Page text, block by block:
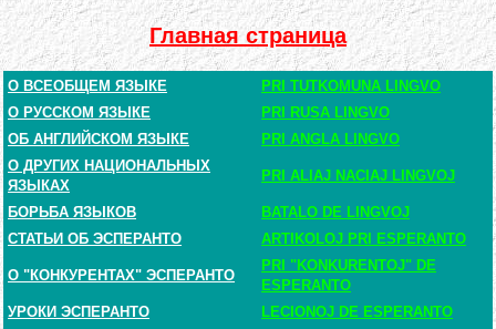
Главная страница
О ВСЕОБЩЕМ ЯЗЫКЕ
PRI TUTKOMUNA LINGVO
О РУССКОМ ЯЗЫКЕ
PRI RUSA LINGVO
ОБ АНГЛИЙСКОМ ЯЗЫКЕ
PRI ANGLA LINGVO
О ДРУГИХ НАЦИОНАЛЬНЫХ
ЯЗЫКАХ
PRI ALIAJ NACIAJ LINGVOJ
БОРЬБА ЯЗЫКОВ
BATALO DE LINGVOJ
СТАТЬИ ОБ ЭСПЕРАНТО
ARTIKOLOJ PRI ESPERANTO
О "КОНКУРЕНТАХ" ЭСПЕРАНТО
PRI "KONKURENTOJ" DE
ESPERANTO
УРОКИ ЭСПЕРАНТО
LECIONOJ DE ESPERANTO